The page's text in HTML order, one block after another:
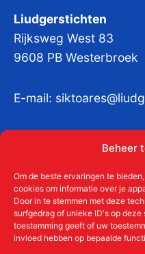
Beheer
Om de beste ervaringen te
cookies om informatie over je
Door in te stemmen met deze
surfgedrag of unieke ID's op
toestemming geeft of uw
invloed hebben op bepaalde
Liudgerstichten
Rijksweg West 83
9608 PB Westerbroek
E-mail:
KvKnr:41011712
Meer over de